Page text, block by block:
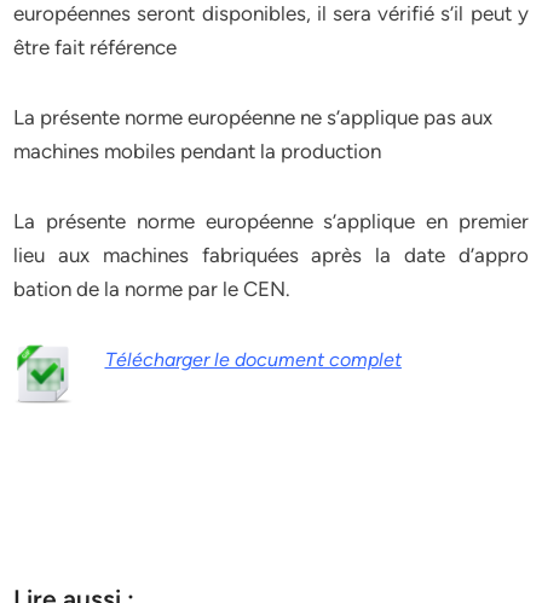
européennes seront disponibles, il sera vérifié s’il peut y
être fait référence
La présente norme européenne ne s’applique pas aux
machines mobiles pendant la production
La présente norme européenne s’applique en premier
lieu aux machines fabriquées après la date d’appro
bation de la norme par le CEN.
Télécharger le document complet